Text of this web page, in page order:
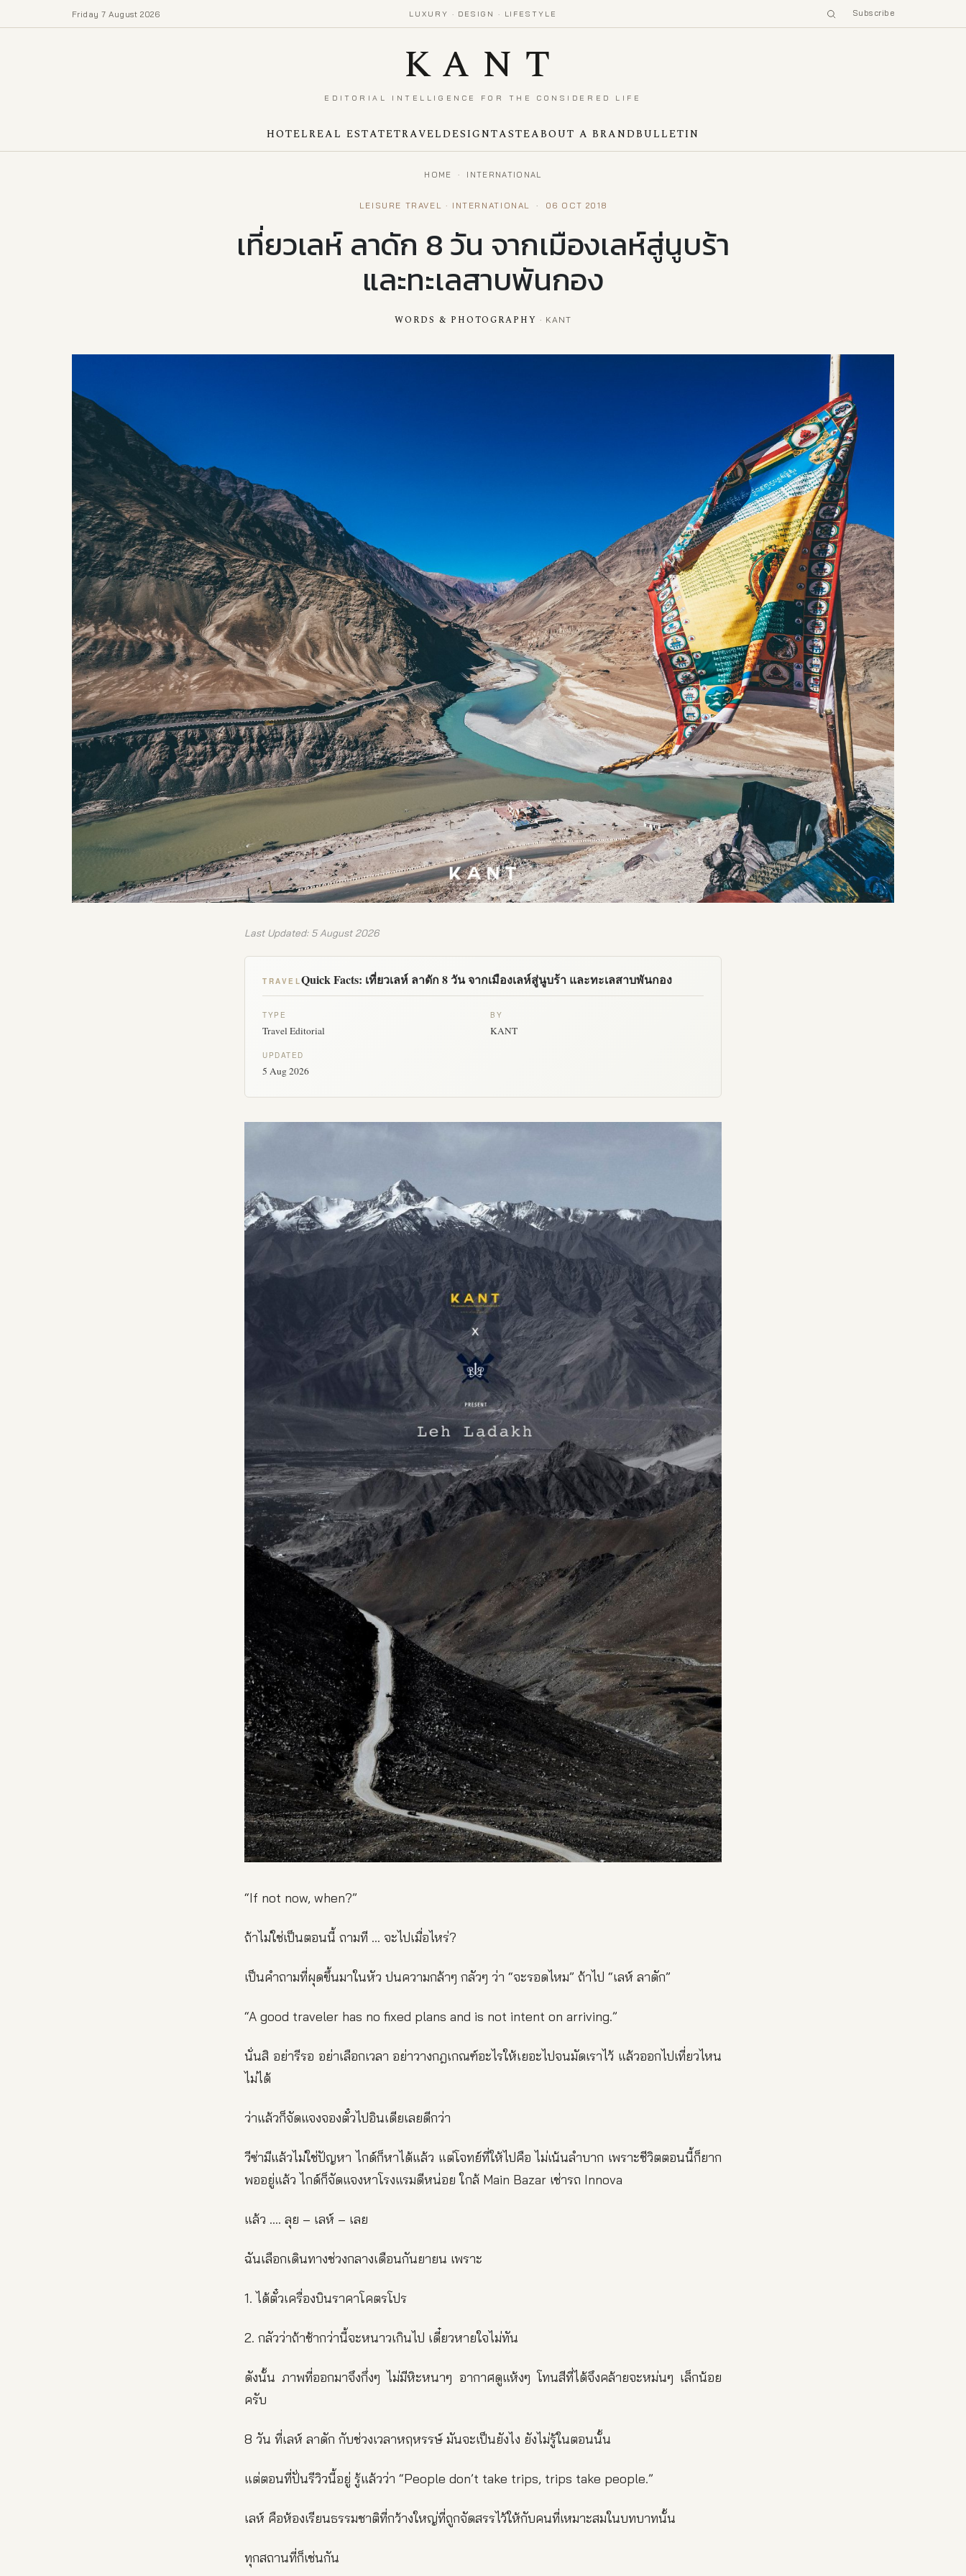
Friday 7 August 2026 LUXURY · DESIGN · LIFESTYLE Subscribe
KANT
EDITORIAL INTELLIGENCE FOR THE CONSIDERED LIFE
HOTELREAL ESTATETRAVELDESIGNTASTEABOUT A BRANDBULLETIN
HOME · INTERNATIONAL
LEISURE TRAVEL · INTERNATIONAL · 06 OCT 2018
เที่ยวเลห์ ลาดัก 8 วัน จากเมืองเลห์สู่นูบร้า
และทะเลสาบพันกอง
WORDS & PHOTOGRAPHY · KANT
Last Updated: 5 August 2026
TRAVELQuick Facts: เที่ยวเลห์ ลาดัก 8 วัน จากเมืองเลห์สู่นูบร้า และทะเลสาบพันกอง
TYPE
Travel Editorial
BY
KANT
UPDATED
5 Aug 2026
“If not now, when?”
ถ้าไม่ใช่เป็นตอนนี้ ถามที … จะไปเมื่อไหร่?
เป็นคำถามที่ผุดขึ้นมาในหัว ปนความกล้าๆ กลัวๆ ว่า “จะรอดไหม” ถ้าไป “เลห์ ลาดัก”
“A good traveler has no fixed plans and is not intent on arriving.”
นั่นสิ อย่ารีรอ อย่าเลือกเวลา อย่าวางกฎเกณฑ์อะไรให้เยอะไปจนมัดเราไว้ แล้วออกไปเที่ยวไหน
ไม่ได้
ว่าแล้วก็จัดแจงจองตั๋วไปอินเดียเลยดีกว่า
วีซ่ามีแล้วไม่ใช่ปัญหา ไกด์ก็หาได้แล้ว แต่โจทย์ที่ให้ไปคือ ไม่เน้นลำบาก เพราะชีวิตตอนนี้ก็ยาก
พออยู่แล้ว ไกด์ก็จัดแจงหาโรงแรมดีหน่อย ใกล้ Main Bazar เช่ารถ Innova
แล้ว …. ลุย – เลห์ – เลย
ฉันเลือกเดินทางช่วงกลางเดือนกันยายน เพราะ
1. ได้ตั๋วเครื่องบินราคาโคตรโปร
2. กลัวว่าถ้าช้ากว่านี้จะหนาวเกินไป เดี๋ยวหายใจไม่ทัน
ดังนั้น ภาพที่ออกมาจึงกึ่งๆ ไม่มีหิะหนาๆ อากาศดูแห้งๆ โทนสีที่ได้จึงคล้ายจะหม่นๆ เล็กน้อย
ครับ
8 วัน ที่เลห์ ลาดัก กับช่วงเวลาหฤหรรษ์ มันจะเป็นยังไง ยังไม่รู้ในตอนนั้น
แต่ตอนที่ปั่นรีวิวนี้อยู่ รู้แล้วว่า “People don’t take trips, trips take people.”
เลห์ คือห้องเรียนธรรมชาติที่กว้างใหญ่ที่ถูกจัดสรรไว้ให้กับคนที่เหมาะสมในบทบาทนั้น
ทุกสถานที่ก็เช่นกัน